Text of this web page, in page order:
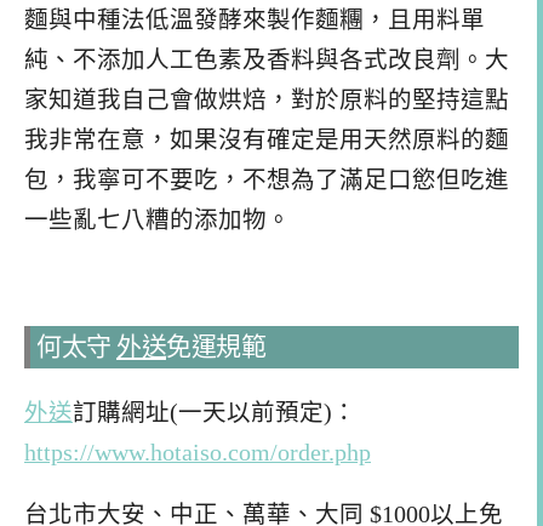
麵與中種法低溫發酵來製作麵糰，且用料單
純、不添加人工色素及香料與各式改良劑。大
家知道我自己會做烘焙，對於原料的堅持這點
我非常在意，如果沒有確定是用天然原料的麵
包，我寧可不要吃，不想為了滿足口慾但吃進
一些亂七八糟的添加物。
何太守 外送免運規範
外送訂購網址(一天以前預定)：
https://www.hotaiso.com/order.php
台北市大安、中正、萬華、大同 $1000以上免